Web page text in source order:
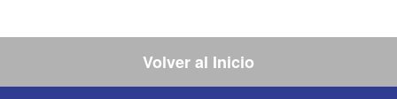
Volver al Inicio